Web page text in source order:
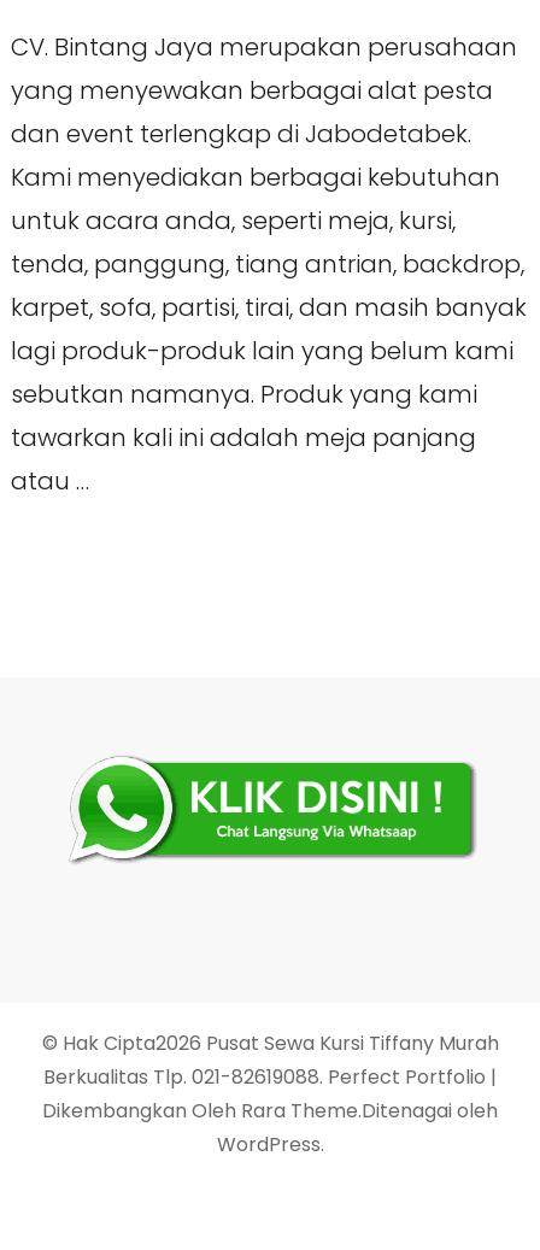
CV. Bintang Jaya merupakan perusahaan
yang menyewakan berbagai alat pesta
dan event terlengkap di Jabodetabek.
Kami menyediakan berbagai kebutuhan
untuk acara anda, seperti meja, kursi,
tenda, panggung, tiang antrian, backdrop,
karpet, sofa, partisi, tirai, dan masih banyak
lagi produk-produk lain yang belum kami
sebutkan namanya. Produk yang kami
tawarkan kali ini adalah meja panjang
atau …
© Hak Cipta2026 Pusat Sewa Kursi Tiffany Murah
Berkualitas Tlp. 021-82619088. Perfect Portfolio |
Dikembangkan Oleh Rara Theme.Ditenagai oleh
WordPress.